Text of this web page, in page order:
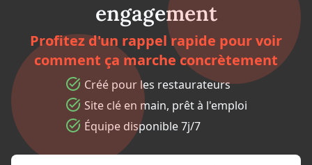
engagement
Profitez d'un rappel rapide pour voir
comment ça marche concrètement
Créé pour les restaurateurs
Site clé en main, prêt à l'emploi
Équipe disponible 7j/7